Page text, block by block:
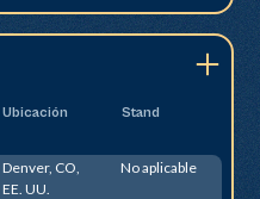
Ubicación Stand
Denver, CO,
EE. UU.
No aplicable